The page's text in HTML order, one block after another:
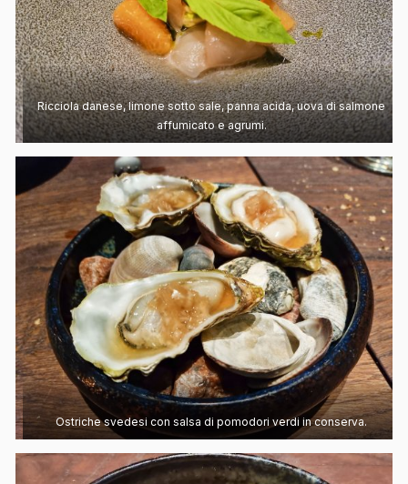
Ricciola danese, limone sotto sale, panna acida, uova di salmone
affumicato e agrumi.
Ostriche svedesi con salsa di pomodori verdi in conserva.